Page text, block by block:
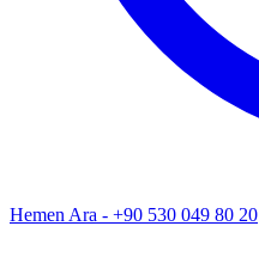
Hemen Ara - +90 530 049 80 20